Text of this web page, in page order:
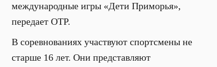
международные игры «Дети Приморья»,
передает ОТР.
В соревнованиях участвуют спортсмены не
старше 16 лет. Они представляют